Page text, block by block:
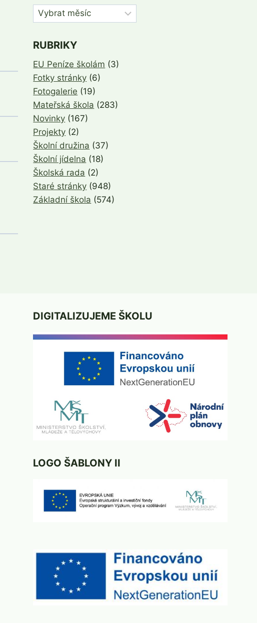
Archivy
RUBRIKY
EU Peníze školám (3)
Fotky stránky (6)
Fotogalerie (19)
Mateřská škola (283)
Novinky (167)
Projekty (2)
Školní družina (37)
Školní jídelna (18)
Školská rada (2)
Staré stránky (948)
Základní škola (574)
DIGITALIZUJEME ŠKOLU
LOGO ŠABLONY II